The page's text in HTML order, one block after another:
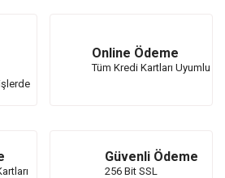
Online Ödeme
Tüm Kredi Kartları Uyumlu
Güvenli Ödeme
256 Bit SSL